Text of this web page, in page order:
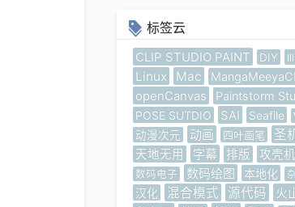
标签云
CLIP STUDIO PAINT DIY
Linux Mac
openCanvas Paintstorm
POSE SUTDIO SAI Seafile
动漫次元 动画 四叶画笔 圣
天地无用 字幕 排版 攻壳
数码电子 数码绘图 本地化
汉化 混合模式 源代码 火